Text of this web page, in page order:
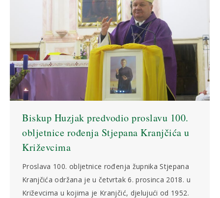
Biskup Huzjak predvodio proslavu 100.
obljetnice rođenja Stjepana Kranjčića u
Križevcima
Proslava 100. obljetnice rođenja župnika Stjepana
Kranjčića održana je u četvrtak 6. prosinca 2018. u
Križevcima u kojima je Kranjčić, djelujući od 1952.